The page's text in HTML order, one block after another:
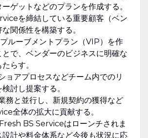
ゲットなどのプランを作成する。
を締結している重要顧客（ベン
関係性を構築する。
ルーブメントプラン（VIP）を作
で、ベンダーのビジネスに明確な
らす。
ョアプロセスなどチーム内でのリ
討し提案する。
務と並行し、新規契約の獲得など
全体の拡大に貢献する。
BS Serviceはローンチされま
設計や料金体系など今後も状況に応